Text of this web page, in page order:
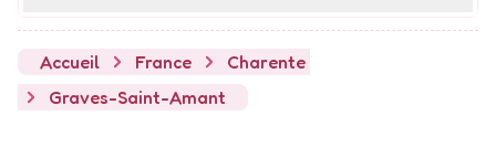
Accueil France
Charente
Graves-Saint-Amant